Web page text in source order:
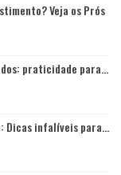
Veja os Prós
praticidade para…
Dicas infalíveis para…